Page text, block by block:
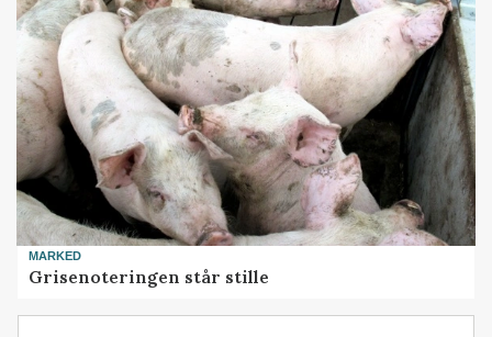
MARKED
Grisenoteringen står stille